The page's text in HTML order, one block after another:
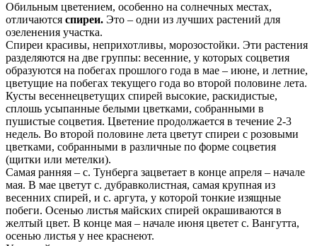
Обильным цветением, особенно на солнечных местах,
отличаются спиреи. Это – одни из лучших растений для
озеленения участка.
Спиреи красивы, неприхотливы, морозостойки. Эти растения
разделяются на две группы: весенние, у которых соцветия
образуются на побегах прошлого года в мае – июне, и летние,
цветущие на побегах текущего года во второй половине лета.
Кусты весеннецветущих спирей высокие, раскидистые,
сплошь усыпанные белыми цветками, собранными в
пушистые соцветия. Цветение продолжается в течение 2-3
недель. Во второй половине лета цветут спиреи с розовыми
цветками, собранными в различные по форме соцветия
(щитки или метелки).
Самая ранняя – с. Тунберга зацветает в конце апреля – начале
мая. В мае цветут с. дубравколистная, самая крупная из
весенних спирей, и с. аргута, у которой тонкие изящные
побеги. Осенью листья майских спирей окрашиваются в
желтый цвет. В конце мая – начале июня цветет с. Вангутта,
осенью листья у нее краснеют.